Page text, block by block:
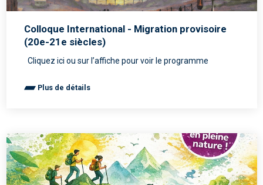
Colloque International - Migration provisoire
(20e-21e siècles)
Cliquez ici ou sur l’affiche pour voir le programme
Plus de détails